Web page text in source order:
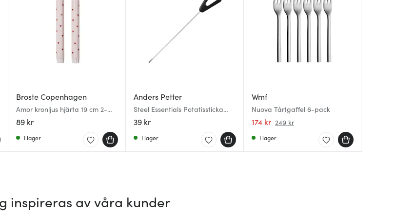
Broste Copenhagen
Amor kronljus hjärta 19 cm 2-
pack soft pink/red
89 kr
I lager
Anders Petter
Steel Essentials Potatissticka
15,5 cm stål/svart
39 kr
I lager
Wmf
Nuova Tårtgaffel 6-pack
174 kr 249 kr
I lager
inspireras av våra kunder